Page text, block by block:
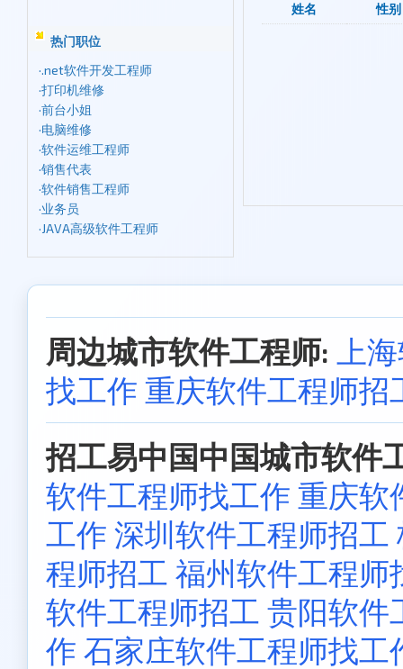
热门职位
·.net软件开发工程师
·打印机维修
·前台小姐
·电脑维修
·软件运维工程师
·销售代表
·软件销售工程师
·业务员
·JAVA高级软件工程师
姓名 性别
周边城市软件工程师:
上
找工作 重庆软件工程师招
招工易中国中国城市软件
软件工程师找工作 重庆软
工作 深圳软件工程师招工
程师招工 福州软件工程师
软件工程师招工 贵阳软件
作 石家庄软件工程师找工